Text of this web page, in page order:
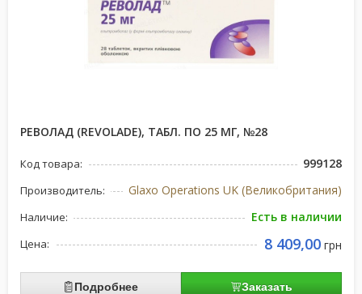
РЕВОЛАД (REVOLADE), ТАБЛ. ПО 25 МГ, №28
Код товара: 999128
Производитель: Glaxo Operations UK (Великобритания)
Наличие: Есть в наличии
Цена: 8 409,00 грн
Подробнее Заказать